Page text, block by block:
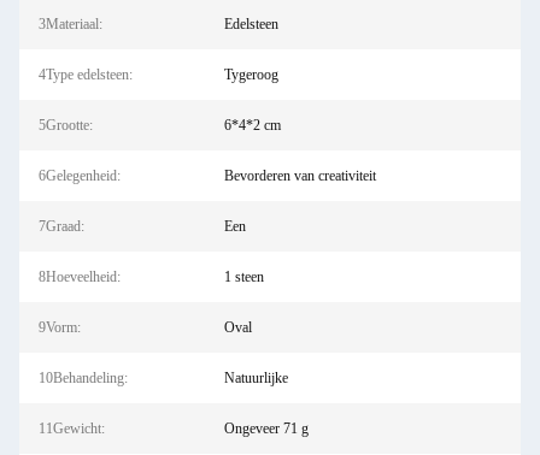
3Materiaal: Edelsteen
4Type edelsteen: Tygeroog
5Grootte: 6*4*2 cm
6Gelegenheid: Bevorderen van creativiteit
7Graad: Een
8Hoeveelheid: 1 steen
9Vorm: Oval
10Behandeling: Natuurlijke
11Gewicht: Ongeveer 71 g